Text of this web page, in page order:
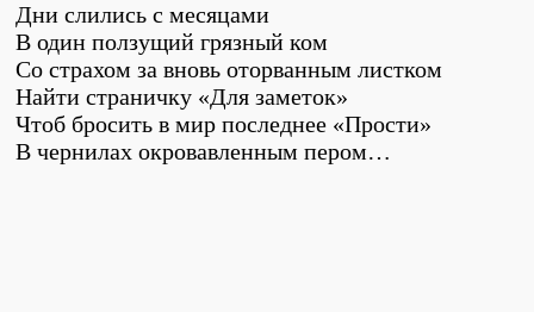
Дни слились с месяцами
В один ползущий грязный ком
Со страхом за вновь оторванным листком
Найти страничку «Для заметок»
Чтоб бросить в мир последнее «Прости»
В чернилах окровавленным пером…